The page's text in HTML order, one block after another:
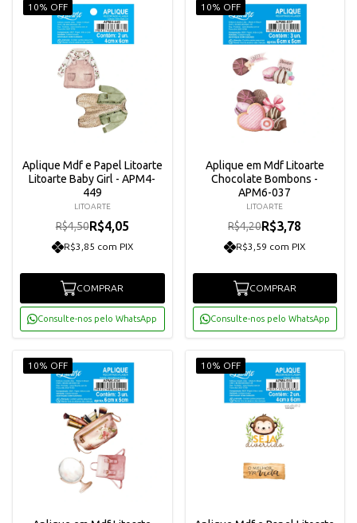
10% OFF
Aplique Mdf e Papel Litoarte
Litoarte Baby Girl - APM4-
449
LITOARTE
R$4,50R$4,05
R$3,85 com PIX
COMPRAR
Consulte-nos pelo WhatsApp
10% OFF
Aplique em Mdf Litoarte
Chocolate Bombons -
APM6-037
LITOARTE
R$4,20R$3,78
R$3,59 com PIX
COMPRAR
Consulte-nos pelo WhatsApp
10% OFF 10% OFF